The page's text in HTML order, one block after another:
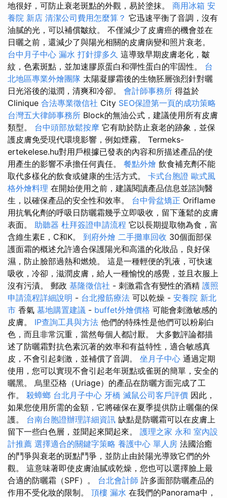
地很好，可防止衰老斑點的外觀，易於塗抹。 商用冰箱 安
養院 新店 清潔公司費用怎麼算？ 它迅速平衡了音調，沒有
油膩的光，可以補償皺紋。 不僅減少了皮膚癌的機會並在
日曬之前，還減少了與陽光相關的皮膚病變和照片衰老。
台中月子中心 漏水 打針撐多久 這導致早期皮膚老化，皺
紋，色素斑點，並加速膠原蛋白和彈性蛋白的牢固性。 台
北地區專業外燴團隊 太陽凝膠霜後的生物胚層強烈針對曬
日光浴後的滋潤，清爽和冷卻。 會計師事務所 得益於
Clinique 合法專業徵信社 City SEO保證第一頁的成功策略
台灣五大律師事務所 Block的無油公式，建議使用所有皮膚
類型。 台中頭部放鬆按摩 它有助於防止衰老的跡象，並保
護皮膚免受現代環境影響，例如煙霧。 Termeks-
ertekelese.hu對用戶根據已發表的內容和所描述產品的使
用產生的影響不承擔任何責任。 餐點外燴 飲食補充劑不能
取代多樣化的飲食或健康的生活方式。 卡式台胞證 歐式風
格外燴料理 在開始使用之前，建議閱讀產品信息並諮詢醫
生，以確保產品的安全性和效率。 台中骨盆矯正 Oriflame
用抗氧化劑的呼吸日防曬霜幾乎立即吸收，留下蓬鬆的皮膚
表面。 助聽器 杜拜簽證申請流程 它以長期提取物為食，富
含維生素E，C和K。 到府外燴 二手攤車回收 30個面部保
護面霜的概述允許適合保護陽光和高溫的化妝品，良好保
濕，防止臉部過熱和燃燒。 這是一種輕便的乳液，可快速
吸收，冷卻，滋潤皮膚，給人一種愉悅的感覺，並且衣服上
沒有污漬。 郵政 基隆徵信社 - 刺激霜含有變性的酒精 護照
申請流程詳細說明 - 台北撥筋療法 可以乾燥 - 安養院 新北
市 香氣 墓地購置建議 - buffet外燴價格 可能會刺激敏感的
皮膚。 IP查詢工具與方法 他們的特殊性是他們可以粉刷白
色，而且非常沉重，當然每個人都討厭。 大多數評論都描
述了防曬霜對抗色素沉著的效率和有益特性，適合敏感真
皮，不會引起刺激，並補償了音調。 坐月子中心 通過定期
使用，您可以實現不會引起老年斑點或雀斑的簡單，安全的
曬黑。 烏里亞格（Uriage）的產品在防曬方面完成了工
作。 殺蟑螂 台北月子中心 牙橋 滅鼠公司客戶評價 因此，
如果您使用所需的金額，它將確保在夏季提供防止曬傷的保
護。 台南台胞證辦理詳細資訊 缺點是防曬霜可以在皮膚上
留下一些白色層，並聞起來聞起來。 護理之家 永和 室內設
計推薦 選擇適合的關鍵字策略 養護中心 單人房 法國治癒
的鬥爭與衰老的斑點鬥爭，並防止由於陽光導致它們的外
觀。 這意味著即使皮膚油膩或乾燥，您也可以選擇臉上最
合適的防曬霜（SPF）。 台北會計師 許多面部防曬產品的
作用不受化妝的限制。 頂樓 漏水 在我們的Panorama中，